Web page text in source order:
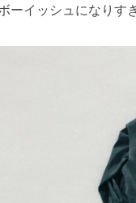
ーイッシュになりす